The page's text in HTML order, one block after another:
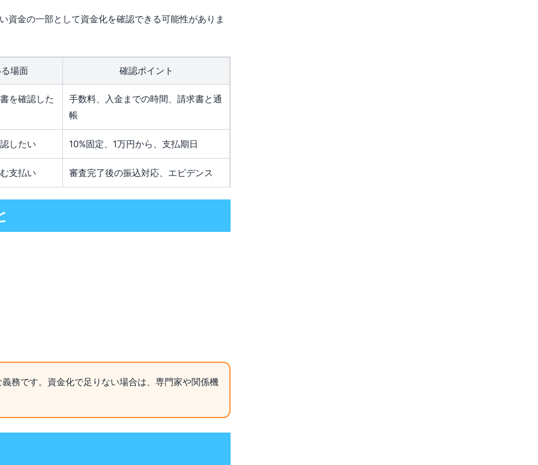
資金の一部として資金化を確認できる可能性がありま
場面 確認ポイント
を確認した
手数料、入金までの時間、請求書と通
帳
したい 10%固定、1万円から、支払期日
支払い 審査完了後の振込対応、エビデンス
務です。資金化で足りない場合は、専門家や関係機